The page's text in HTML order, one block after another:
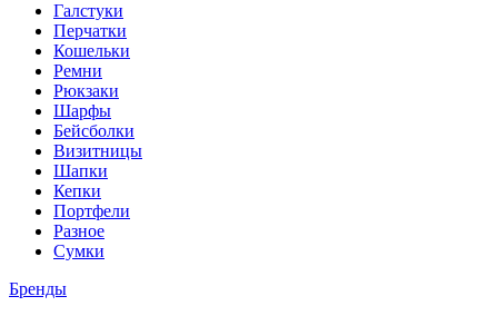
Галстуки
Перчатки
Кошельки
Ремни
Рюкзаки
Шарфы
Бейсболки
Визитницы
Шапки
Кепки
Портфели
Разное
Сумки
Бренды